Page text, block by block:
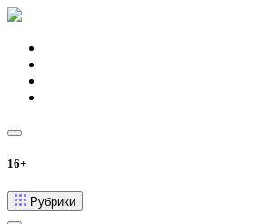
16+
Рубрики